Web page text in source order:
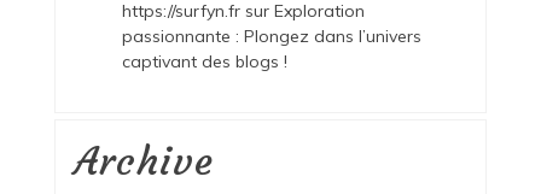
https://surfyn.frsur Exploration
passionnante : Plongez dans l’univers
captivant des blogs !
Archive